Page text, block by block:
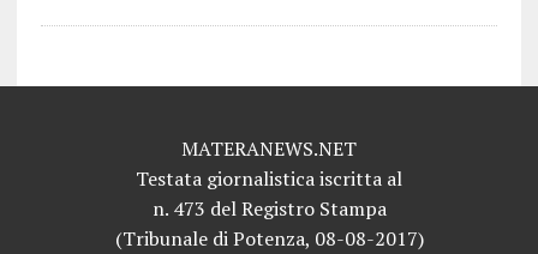
MATERANEWS.NET
Testata giornalistica iscritta al
n. 473 del Registro Stampa
(Tribunale di Potenza, 08-08-2017)